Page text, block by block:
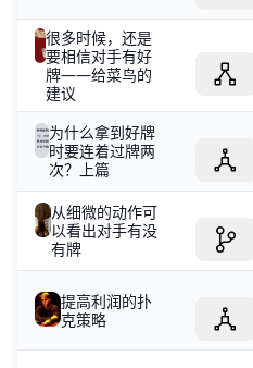
很多时候，还是
要相信对手有好
牌——给菜鸟的
建议
为什么拿到好牌
时要连着过牌两
次？上篇
从细微的动作可
以看出对手有没
有牌
提高利润的扑
克策略